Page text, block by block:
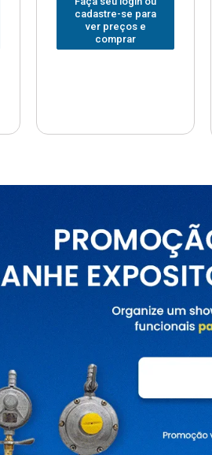
Faça seu login ou
cadastre-se para
ver preços e
comprar